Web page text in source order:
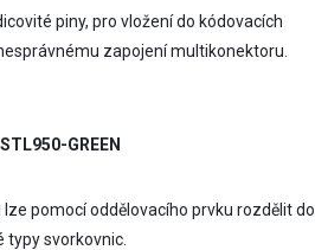
piny, pro vložení do kódovacích
zapojení multikonektoru.
GREEN
pomocí oddělovacího prvku rozdělit do
typy svorkovnic.